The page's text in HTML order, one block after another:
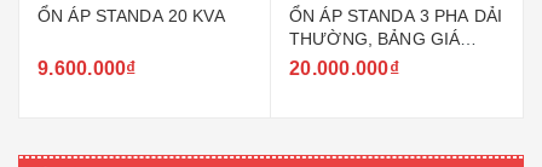
ỔN ÁP STANDA 20 KVA
9.600.000₫
ỔN ÁP STANDA 3 PHA DẢI
THƯỜNG, BẢNG GIÁ
STANDA
20.000.000₫